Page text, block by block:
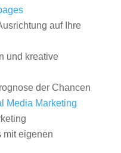
auf Ihre
und kreative
der Chancen
Media Marketing
mit eigenen